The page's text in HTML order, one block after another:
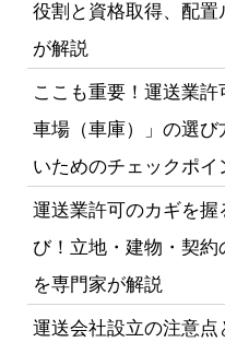
役割と資格取得、配置
が解説
ここも重要！運送業許
車場（車庫）」の選び
いためのチェックポイ
運送業許可のカギを握
び！立地・建物・契約
を専門家が解説
運送会社設立の注意点